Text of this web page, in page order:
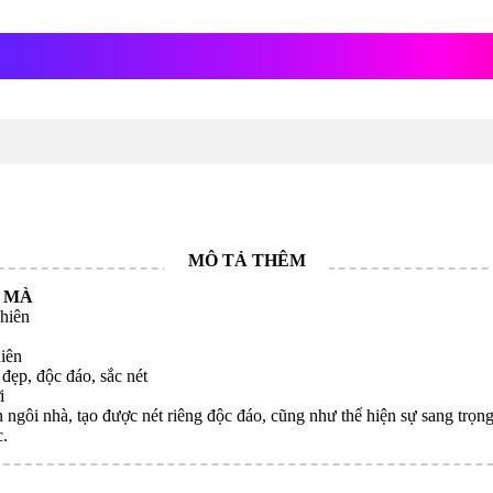
MÀ
độc đáo, sắc nét
nhà, tạo được nét riêng độc đáo, cũng như thể hiện sự sang